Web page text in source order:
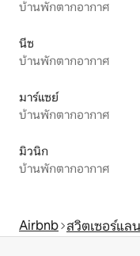
บ้านพักตากอากาศ
นีซ
บ้านพักตากอากาศ
มาร์แซย์
บ้านพักตากอากาศ
มิวนิก
บ้านพักตากอากาศ
Airbnb สวิตเซอร์แล